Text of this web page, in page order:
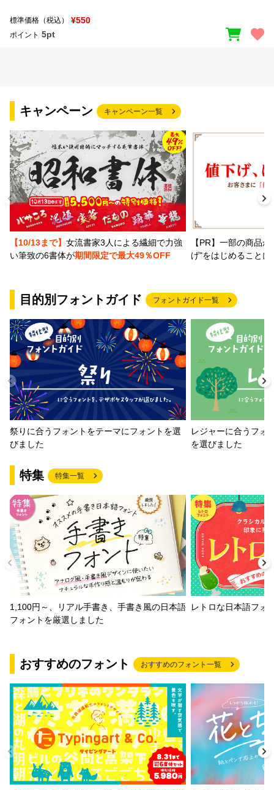
標準価格（税込） ¥550
ポイント 5pt
キャンペーン キャンペーン一覧
【10/13まで】 女流書家3人による繊細で力強
い筆致の6書体が期間限定で最大49％OFF
【PR】一部の商品
げ"をはじめること
目的別フォントガイド フォントガイド一覧
祭りに合うフォントをテーマにフォントを選
びました
レジャーに合うフォ
を選びました
特集 特集一覧
1,100円～、リアル手書き、手書き風の日本語
フォントを厳選しました
レトロな日本語フォ
おすすめのフォント おすすめのフォント一覧